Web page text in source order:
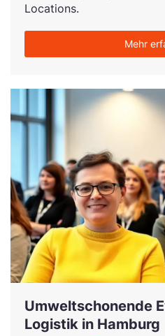
Locations.
Mehr
Umweltschonende
Logistik in Hamburg